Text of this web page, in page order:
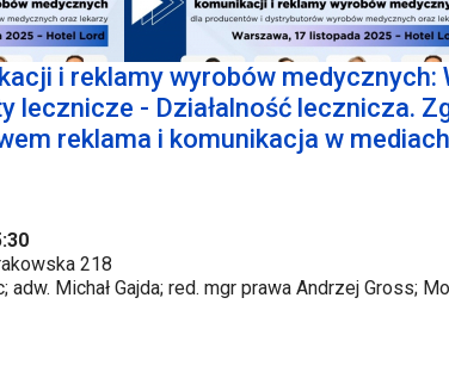
i reklamy wyrobów medycznych:
lecznicze - Działalność lecznicza.
reklama i komunikacja w
218
adw. Michał Gajda; red. mgr prawa Andrzej Gross;